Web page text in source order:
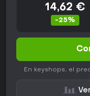
14,62 €
-25%
En keyshops, el